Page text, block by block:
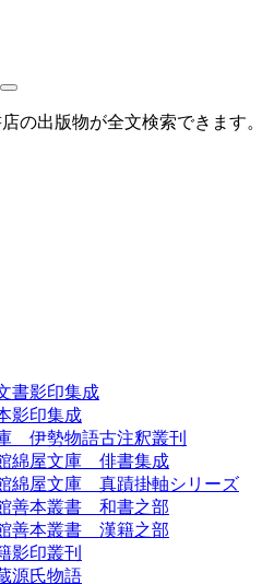
の出版物が全文検索できます。
書影印集成
影印集成
伊勢物語古注釈叢刊
綿屋文庫 俳書集成
綿屋文庫 真蹟掛軸シリーズ
善本叢書 和書之部
善本叢書 漢籍之部
影印叢刊
源氏物語